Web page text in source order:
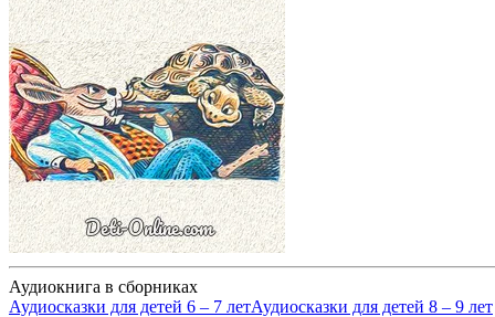
Аудиокнига в сборниках
Аудиосказки для детей 6 – 7 летАудиосказки для детей 8 – 9 лет